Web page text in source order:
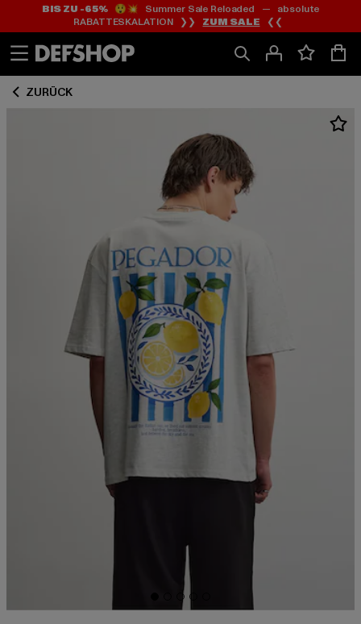
Zum
Inhalt
springen
Zum
Fußzeile
springen
BIS ZU -65%😲💥 Summer Sale Reloaded — absolute
RABATTESKALATION ❯❯ ZUM SALE ❮❮
ZURÜCK